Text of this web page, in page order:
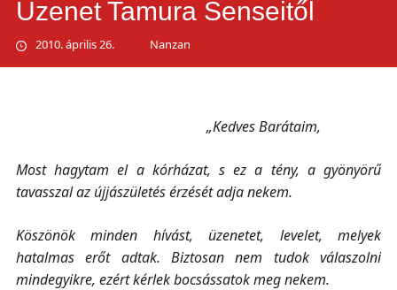
Üzenet Tamura Senseitől
2010. április 26. Nanzan
„Kedves Barátaim,
Most hagytam el a kórházat, s ez a tény, a gyönyörű
tavasszal az újjászületés érzését adja nekem.
Köszönök minden hívást, üzenetet, levelet, melyek
hatalmas erőt adtak. Biztosan nem tudok válaszolni
mindegyikre, ezért kérlek bocsássatok meg nekem.